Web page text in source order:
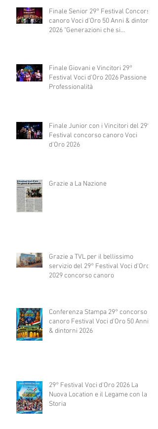
Finale Senior 29° Festival Concorso
canoro Voci d'Oro 50 Anni & dintorni
2026 "Generazioni che si
Finale Giovani e Vincitori 29°
Festival Voci d'Oro 2026 Passione e
Professionalità
Finale Junior con i Vincitori del 29°
Festival concorso canoro Voci
d'Oro 2026
Grazie a La Nazione
Grazie a TVL per il bellissimo
servizio del 29° Festival Voci d'Oro
2029 concorso canoro
Conferenza Stampa 29° concorso
canoro Festival Voci d'Oro 50 Anni
& dintorni 2026
29° Festival Voci d'Oro 2026 La
Nuova Location e il Legame con la
Storia